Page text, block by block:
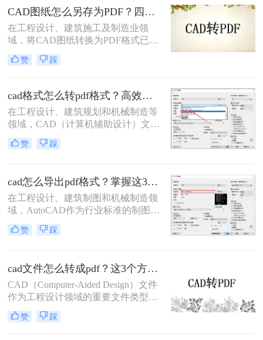
打印。PDF格式因其跨平台性、一致
性和不可编辑性等特点，成为了理想
的转换格式。那么如何把cad图纸转成
pdf格式呢？本文将介绍四种将CAD
图纸转换成PDF格式的实用方法。
CAD图纸怎么另存为PDF？四种简单实用的方法推荐
在工程设计、建筑施工及制造业领
域，将CAD图纸转换为PDF格式已成
为日常工作的标准流程。PDF格式凭
借跨平台兼容性强、文件体积适中、
优势，被广泛应用于图纸提交、客户
审阅、档案存档及移动设备查看等场
景。
赞 踩
cad格式怎么转pdf格式？高效的五大方法详解！
在工程设计、建筑规划和机械制造等
领域，CAD（计算机辅助设计）文件
是传递设计思想的核心载体。然而，
当需要向客户、评审方或非技术背景
是最佳选择。此时，PDF（便携式文
档格式）以其跨平台、格式固定、易
于查看且体积小巧的优势，成为分享
和归档图纸的首选。
赞 踩
cad怎么导出pdf格式？掌握这3招就够了！
在工程设计、建筑制图和机械制造领
域，AutoCAD作为行业标准的制图软
件，其生成的DWG文件是工作的核
心。然而，在文件交付、图纸审查、
的特性，成为了无可替代的交换媒
介。掌握在AutoCAD中高效、高质量
地导出PDF，是每一位CAD用户的必
备技能。那么cad怎么导出pdf格式
呢？
赞 踩
cad文件怎么转成pdf？这3个方法可以一试！
CAD（Computer-Aided Design）文件
作为工程设计领域的重要文件类型，
经常需要转换为PDF（Portable
Document Format）格式以便于共享、
赞 踩